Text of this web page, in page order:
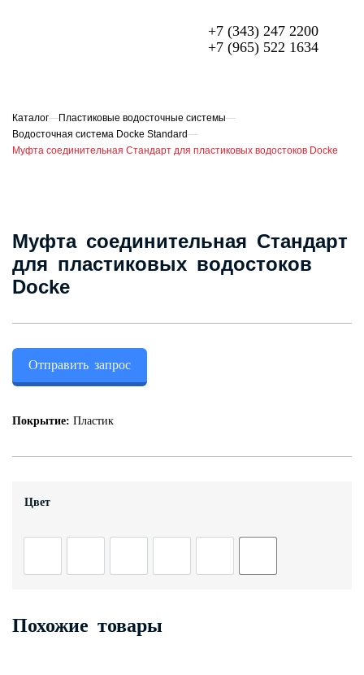
+7 (343) 247 2200
+7 (965) 522 1634
ПРОФЛИСТ
ФАСАДЫ
СЭНДВИЧ-ПАНЕЛИ
ЕЩЁ
О компании
Контакты
+7 (343) 247 2200
Каталог—Пластиковые водосточные системы—
Водосточная система Docke Standard—
Муфта соединительная Стандарт для пластиковых водостоков Docke
Муфта соединительная Стандарт
для пластиковых водостоков
Docke
Отправить запрос
Покрытие: Пластик
Цвет
Похожие товары